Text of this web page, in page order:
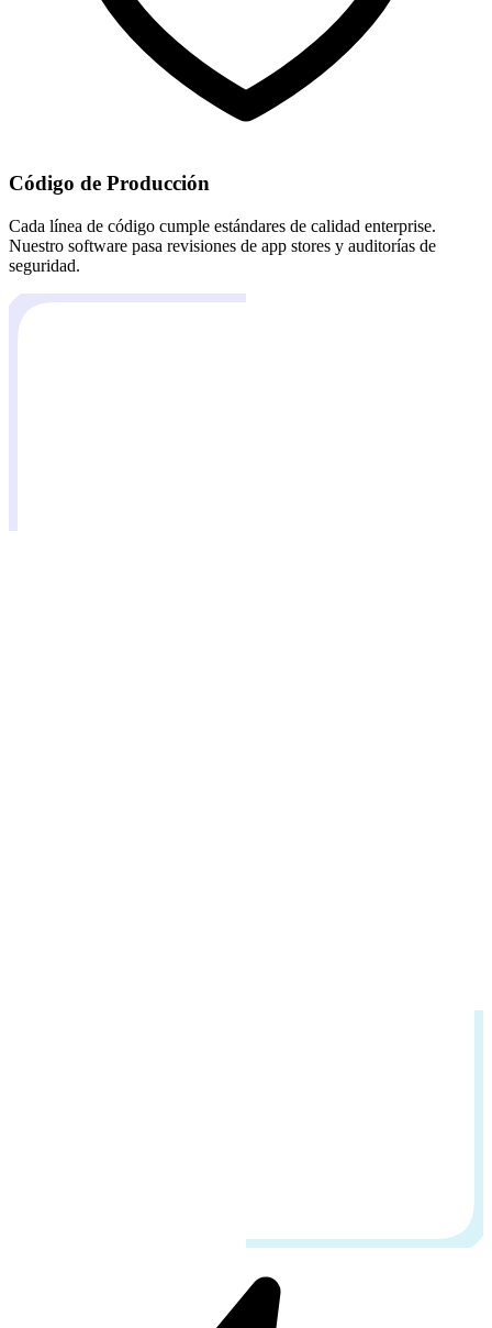
Código de Producción
Cada línea de código cumple estándares de calidad enterprise.
Nuestro software pasa revisiones de app stores y auditorías de
seguridad.